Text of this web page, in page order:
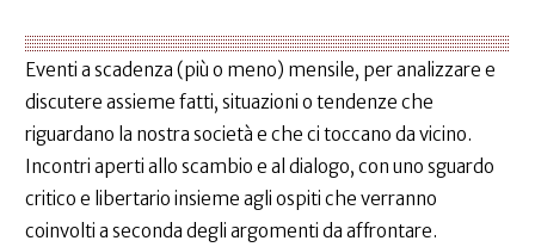
Eventi a scadenza (più o meno) mensile, per analizzare e
discutere assieme fatti, situazioni o tendenze che
riguardano la nostra società e che ci toccano da vicino.
Incontri aperti allo scambio e al dialogo, con uno sguardo
critico e libertario insieme agli ospiti che verranno
coinvolti a seconda degli argomenti da affrontare.